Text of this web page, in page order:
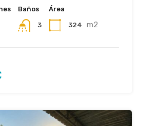
Baños
3
Área
324 m2